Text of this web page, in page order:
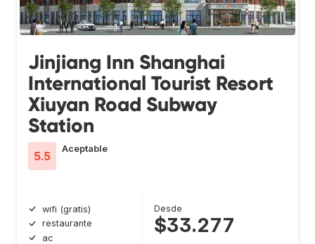
Jinjiang Inn Shanghai
International Tourist Resort
Xiuyan Road Subway
Station
5.5
Aceptable
wifi (gratis)
restaurante
ac
Desde
$33.277